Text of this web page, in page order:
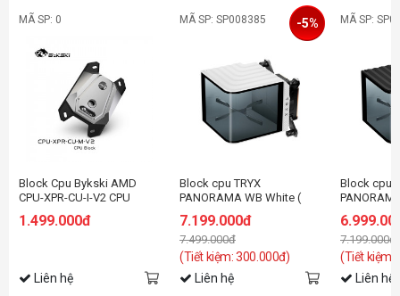
MÃ SP: 0
Block Cpu Bykski AMD
CPU-XPR-CU-I-V2 CPU
Metal
1.499.000đ
Liên hệ
MÃ SP: SP008385
Block cpu TRYX
PANORAMA WB White (
7.199.000đ
7.499.000đ
(Tiết kiệm: 300.000đ)
-5%
Liên hệ
MÃ SP:
Block cpu
7.199.000đ
(Tiết kiệm:
Liên hệ